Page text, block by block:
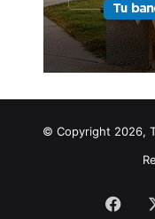
© Copyright 2026,